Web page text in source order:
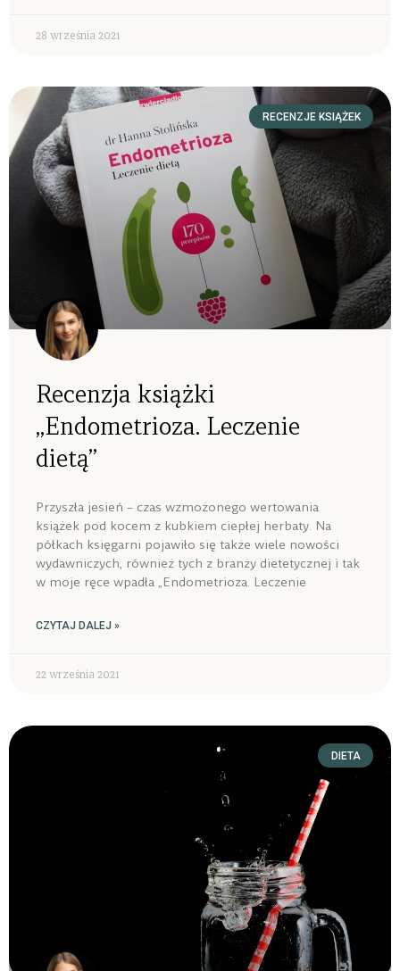
28 września 2021
RECENZJE KSIĄŻEK
Recenzja książki
„Endometrioza. Leczenie
dietą”
Przyszła jesień – czas wzmożonego wertowania
książek pod kocem z kubkiem ciepłej herbaty. Na
półkach księgarni pojawiło się także wiele nowości
wydawniczych, również tych z branży dietetycznej i tak
w moje ręce wpadła „Endometrioza. Leczenie
CZYTAJ DALEJ »
22 września 2021
DIETA